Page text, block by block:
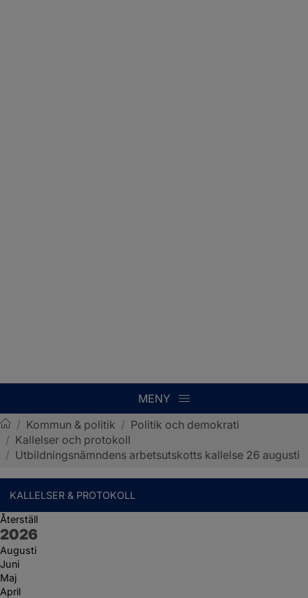
MENY
Sotenäs kommun
/ Kommun & politik / Politik och demokrati
/ Kallelser och protokoll
/ Utbildningsnämndens arbetsutskotts kallelse 26 augusti
KALLELSER & PROTOKOLL
Återställ
År:
2026
Augusti
Juni
Maj
April